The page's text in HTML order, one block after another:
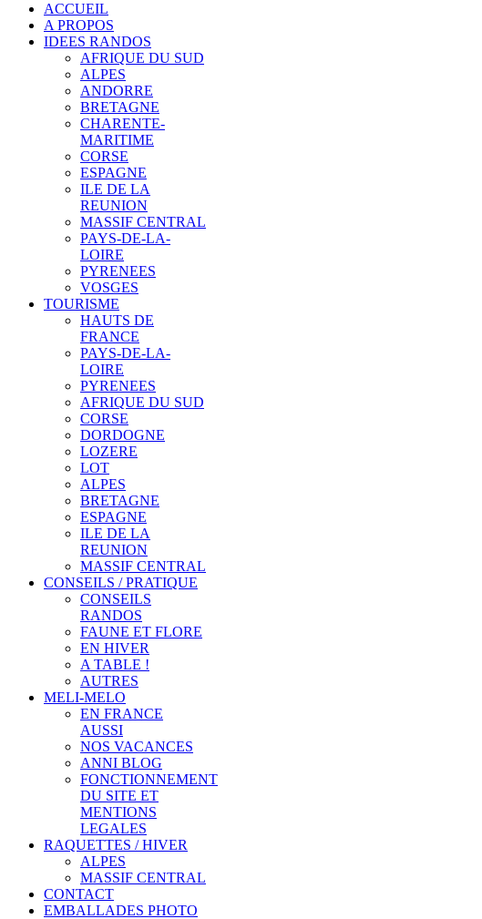
ACCUEIL
A PROPOS
IDEES RANDOS
AFRIQUE DU SUD
ALPES
ANDORRE
BRETAGNE
CHARENTE-
MARITIME
CORSE
ESPAGNE
ILE DE LA
REUNION
MASSIF CENTRAL
PAYS-DE-LA-
LOIRE
PYRENEES
VOSGES
TOURISME
HAUTS DE
FRANCE
PAYS-DE-LA-
LOIRE
PYRENEES
AFRIQUE DU SUD
CORSE
DORDOGNE
LOZERE
LOT
ALPES
BRETAGNE
ESPAGNE
ILE DE LA
REUNION
MASSIF CENTRAL
CONSEILS / PRATIQUE
CONSEILS
RANDOS
FAUNE ET FLORE
EN HIVER
A TABLE !
AUTRES
MELI-MELO
EN FRANCE
AUSSI
NOS VACANCES
ANNI BLOG
FONCTIONNEMENT
DU SITE ET
MENTIONS
LEGALES
RAQUETTES / HIVER
ALPES
MASSIF CENTRAL
CONTACT
EMBALLADES PHOTO